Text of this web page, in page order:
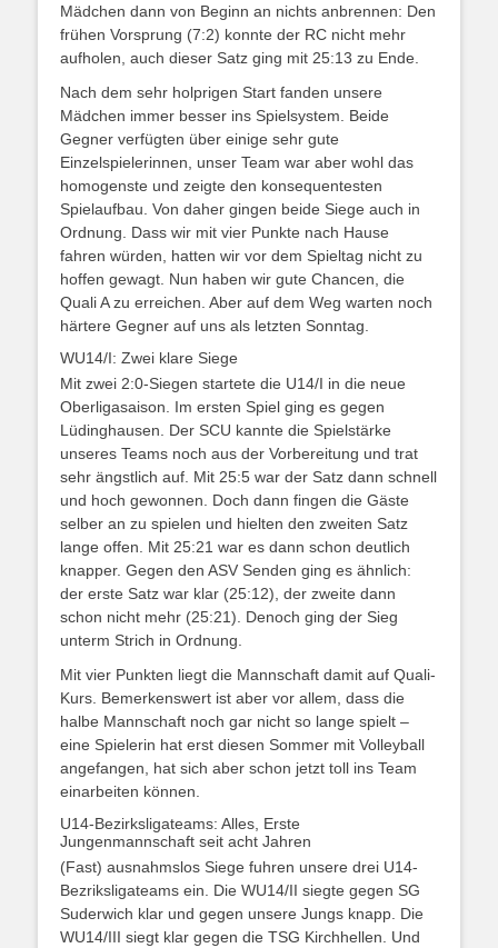
Mädchen dann von Beginn an nichts anbrennen: Den
frühen Vorsprung (7:2) konnte der RC nicht mehr
aufholen, auch dieser Satz ging mit 25:13 zu Ende.
Nach dem sehr holprigen Start fanden unsere
Mädchen immer besser ins Spielsystem. Beide
Gegner verfügten über einige sehr gute
Einzelspielerinnen, unser Team war aber wohl das
homogenste und zeigte den konsequentesten
Spielaufbau. Von daher gingen beide Siege auch in
Ordnung. Dass wir mit vier Punkte nach Hause
fahren würden, hatten wir vor dem Spieltag nicht zu
hoffen gewagt. Nun haben wir gute Chancen, die
Quali A zu erreichen. Aber auf dem Weg warten noch
härtere Gegner auf uns als letzten Sonntag.
WU14/I: Zwei klare Siege
Mit zwei 2:0-Siegen startete die U14/I in die neue
Oberligasaison. Im ersten Spiel ging es gegen
Lüdinghausen. Der SCU kannte die Spielstärke
unseres Teams noch aus der Vorbereitung und trat
sehr ängstlich auf. Mit 25:5 war der Satz dann schnell
und hoch gewonnen. Doch dann fingen die Gäste
selber an zu spielen und hielten den zweiten Satz
lange offen. Mit 25:21 war es dann schon deutlich
knapper. Gegen den ASV Senden ging es ähnlich:
der erste Satz war klar (25:12), der zweite dann
schon nicht mehr (25:21). Denoch ging der Sieg
unterm Strich in Ordnung.
Mit vier Punkten liegt die Mannschaft damit auf Quali-
Kurs. Bemerkenswert ist aber vor allem, dass die
halbe Mannschaft noch gar nicht so lange spielt –
eine Spielerin hat erst diesen Sommer mit Volleyball
angefangen, hat sich aber schon jetzt toll ins Team
einarbeiten können.
U14-Bezirksligateams: Alles, Erste
Jungenmannschaft seit acht Jahren
(Fast) ausnahmslos Siege fuhren unsere drei U14-
Bezriksligateams ein. Die WU14/II siegte gegen SG
Suderwich klar und gegen unsere Jungs knapp. Die
WU14/III siegt klar gegen die TSG Kirchhellen. Und